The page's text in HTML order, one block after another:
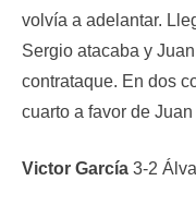
volvía a adelantar.
Sergio atacaba y
contrataque. En dos
cuarto a favor de
Victor García 3-2